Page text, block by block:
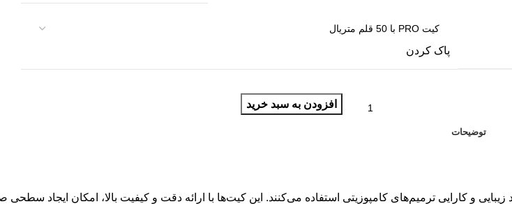
پاک کردن
افزودن به سبد خرید
توضیحات
و کارایی ترمیم‌های کامپوزیتی استفاده می‌کنند. این کیت‌ها با ارائه دقت و کیفیت بالا، امکان ایجاد سطحی